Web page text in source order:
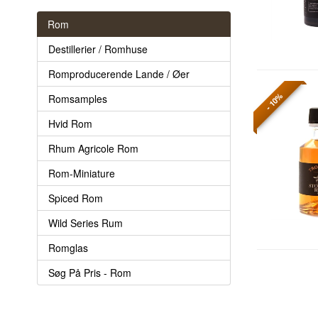
Rom
Destillerier / Romhuse
Romproducerende Lande / Øer
Romsamples
Hvid Rom
Rhum Agricole Rom
Rom-Miniature
Spiced Rom
Wild Series Rum
Romglas
Søg På Pris - Rom
- 10%